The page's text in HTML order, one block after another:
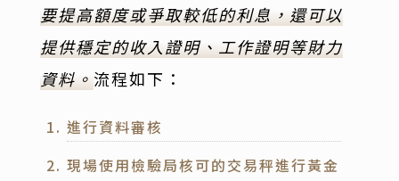
要提高額度或爭取較低的利息，還可以
提供穩定的收入證明、工作證明等財力
資料。流程如下：
進行資料審核
現場使用檢驗局核可的交易秤進行黃金